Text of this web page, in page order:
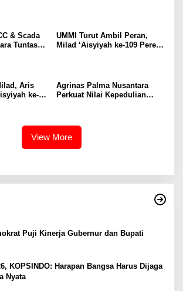
& Scada
Tuntas,
UMMI Turut Ambil Peran,
Milad ‘Aisyiyah ke-109 Pererat
Aris
ke-
Agrinas Palma Nusantara
Perkuat Nilai Kepedulian
View More
Puji Kinerja Gubernur dan Bupati
KOPSINDO: Harapan Bangsa Harus Dijaga
Nyata